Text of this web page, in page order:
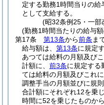
定する勤務1時間当りの
として支給する。
(昭32条例25・一部
(勤務1時間当たりの給与
第17条
第13条から前条 ま
給与額は、 第13条に規定
あつては給料の月額及び
計額に、 前3条に規定する
ては給料の月額及びこれ
調整手当の月額並びに規
合計額にそれぞれ12を乗
時間に52を乗じたものか